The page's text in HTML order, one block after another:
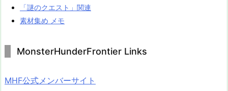
「謎のクエスト」関連
素材集め メモ
MonsterHunderFrontier Links
MHF公式メンバーサイト